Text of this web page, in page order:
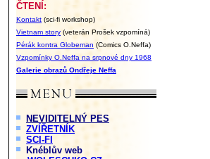
ČTENÍ:
Kontakt (sci-fi workshop)
Vietnam story (veterán Prošek vzpomíná)
Pérák kontra Globeman (Comics O.Neffa)
Vzpomínky O.Neffa na srpnové dny 1968
Galerie obrazů Ondřeje Neffa
NEVIDITELNÝ PES
ZVÍŘETNÍK
SCI-FI
Knéblův web